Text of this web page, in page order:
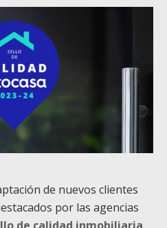
de nuevos clientes
por las agencias